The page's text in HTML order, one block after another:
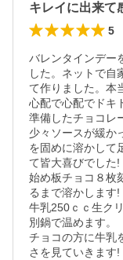
キレイに出来て
5
バレンタインデー
した。ネットで自
て作りました。本
心配で心配でドキ
準備したチョコレ
少々ソースが緩か
を固めに溶かして
て皆大喜びでした!
始め板チョコ８枚
るまで溶かします!
牛乳250ｃｃ生ク
別鍋で温めます。
チョコの方に牛乳
さを見ていきます!